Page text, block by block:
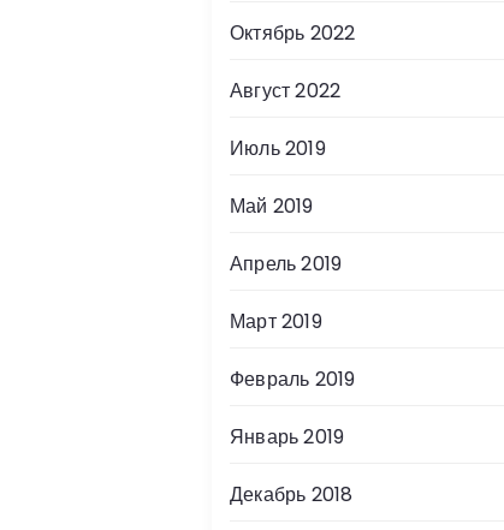
Октябрь 2022
Август 2022
Июль 2019
Май 2019
Апрель 2019
Март 2019
Февраль 2019
Январь 2019
Декабрь 2018